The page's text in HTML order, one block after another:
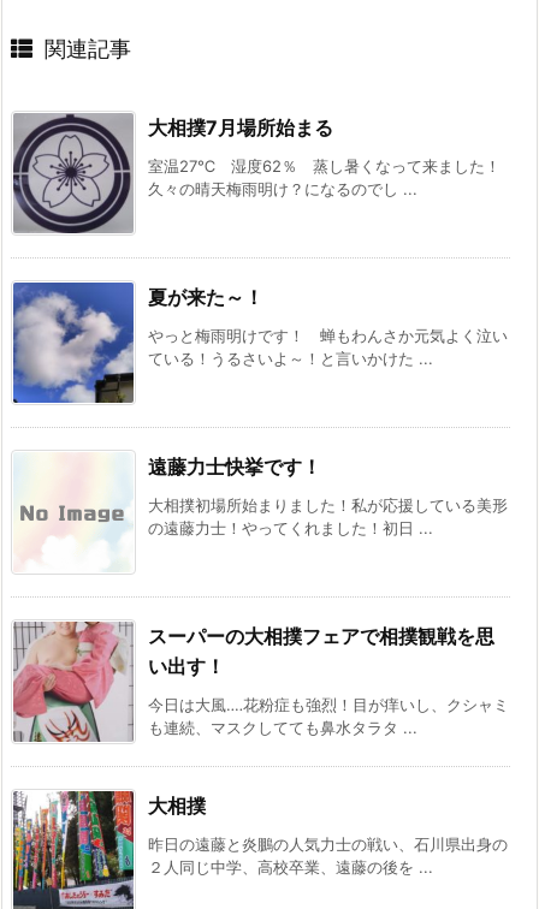
関連記事
大相撲7月場所始まる
室温27℃ 湿度62％ 蒸し暑くなって来ました！
久々の晴天梅雨明け？になるのでし ...
夏が来た～！
やっと梅雨明けです！ 蝉もわんさか元気よく泣い
ている！うるさいよ～！と言いかけた ...
遠藤力士快挙です！
大相撲初場所始まりました！私が応援している美形
の遠藤力士！やってくれました！初日 ...
スーパーの大相撲フェアで相撲観戦を思
い出す！
今日は大風‥‥花粉症も強烈！目が痒いし、クシャミ
も連続、マスクしてても鼻水タラタ ...
大相撲
昨日の遠藤と炎鵬の人気力士の戦い、石川県出身の
２人同じ中学、高校卒業、遠藤の後を ...